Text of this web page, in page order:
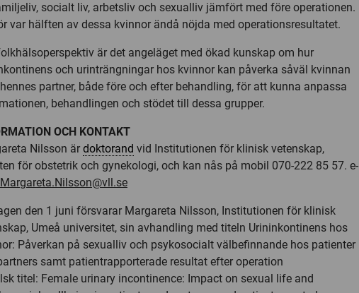
socialt liv, arbetsliv och sexualliv jämfört med före operationen.
var hälften av dessa kvinnor ändå nöjda med operationsresultatet.
är det angeläget med ökad kunskap om hur
och urinträngningar hos kvinnor kan påverka såväl kvinnan
partner, både före och efter behandling, för att kunna anpassa
behandlingen och stödet till dessa grupper.
OCH KONTAKT
Nilsson är doktorand vid Institutionen för klinisk vetenskap,
för obstetrik och gynekologi, och kan nås på mobil 070-222 85 57. e-
Margareta.Nilsson@vll.se
den 1 juni försvarar Margareta Nilsson, Institutionen för klinisk
Umeå universitet, sin avhandling med titeln Urininkontinens hos
Påverkan på sexualliv och psykosocialt välbefinnande hos patienter
samt patientrapporterade resultat efter operation
titel: Female urinary incontinence: Impact on sexual life and